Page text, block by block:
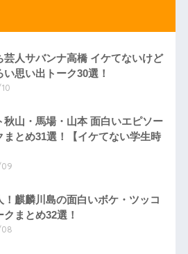
芸人サバンナ高橋 イケてないけど
い思い出トーク30選！
秋山・馬場・山本 面白いエピソー
まとめ31選！【イケてない学生時
！麒麟川島の面白いボケ・ツッコ
クまとめ32選！